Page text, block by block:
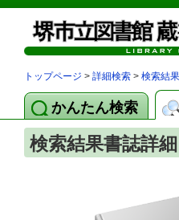
トップページ > 詳細検索 > 検索結
かんたん検索
検索結果書誌詳細